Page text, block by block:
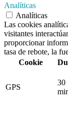
Analíticas
Analíticas
Las cookies
visitantes
proporcionar
tasa de rebote, la
Cookie
GPS
30